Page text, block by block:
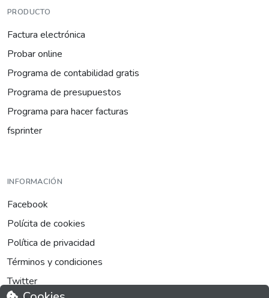
PRODUCTO
Factura electrónica
Probar online
Programa de contabilidad gratis
Programa de presupuestos
Programa para hacer facturas
fsprinter
INFORMACIÓN
Facebook
Polícita de cookies
Política de privacidad
Términos y condiciones
Twitter